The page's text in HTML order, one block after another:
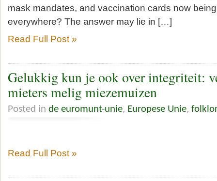
mask mandates, and vaccination cards now
everywhere? The answer may lie in […]
Read Full Post »
Gelukkig kun je ook over integriteit:
mieters melig miezemuizen
Posted in de euromunt-unie, Europese Unie,
Read Full Post »